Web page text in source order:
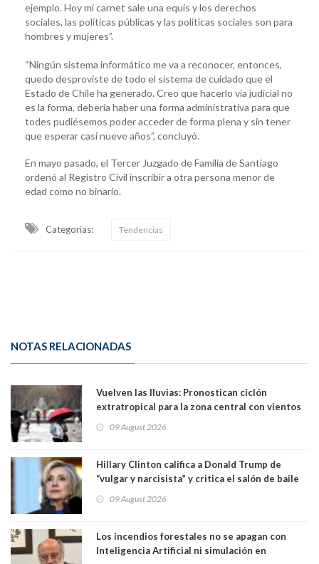
ejemplo. Hoy mi carnet sale una equis y los derechos
sociales, las políticas públicas y las políticas sociales son para
hombres y mujeres”.
“Ningún sistema informático me va a reconocer, entonces,
quedo desproviste de todo el sistema de cuidado que el
Estado de Chile ha generado. Creo que hacerlo vía judicial no
es la forma, debería haber una forma administrativa para que
todes pudiésemos poder acceder de forma plena y sin tener
que esperar casi nueve años”, concluyó.
En mayo pasado, el Tercer Juzgado de Familia de Santiago
ordenó al Registro Civil inscribir a otra persona menor de
edad como no binario.
Categorias: Tendencias
NOTAS RELACIONADAS
Vuelven las lluvias: Pronostican ciclón
extratropical para la zona central con vientos
09 August 2026
Hillary Clinton califica a Donald Trump de
“vulgar y narcisista” y critica el salón de baile
casa. Y la está destruyendo”
09 August 2026
Los incendios forestales no se apagan con
Inteligencia Artificial ni simulación en